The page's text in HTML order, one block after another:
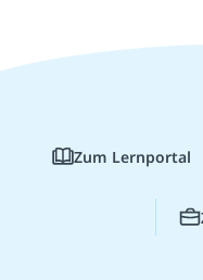
Zum Lernportal